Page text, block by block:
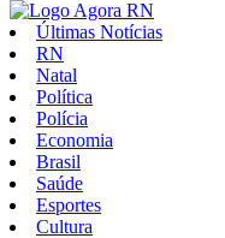
Últimas Notícias
RN
Natal
Política
Polícia
Economia
Brasil
Saúde
Esportes
Cultura